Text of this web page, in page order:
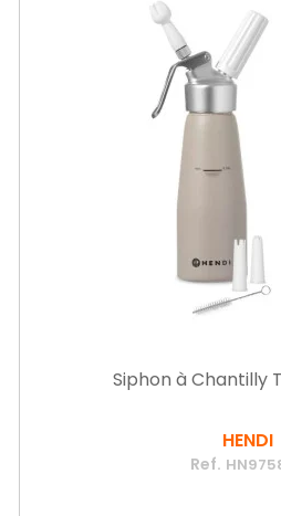
Siphon à Chantilly
HENDI
Ref.